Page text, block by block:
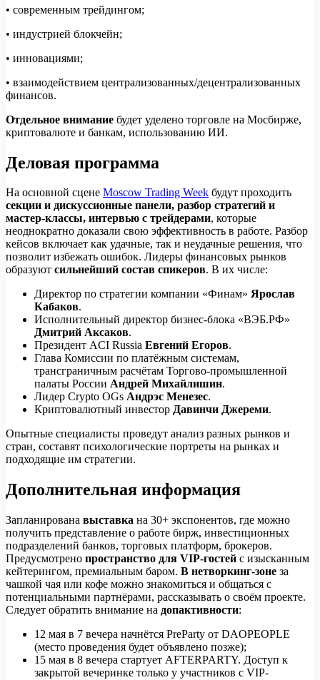
• современным трейдингом;
• индустрией блокчейн;
• инновациями;
• взаимодействием централизованных/децентрализованных
финансов.
Отдельное внимание будет уделено торговле на Мосбирже,
криптовалюте и банкам, использованию ИИ.
Деловая программа
На основной сцене Moscow Trading Week будут проходить
секции и дискуссионные панели, разбор стратегий и
мастер-классы, интервью с трейдерами, которые
неоднократно доказали свою эффективность в работе. Разбор
кейсов включает как удачные, так и неудачные решения, что
позволит избежать ошибок. Лидеры финансовых рынков
образуют сильнейший состав спикеров. В их числе:
Директор по стратегии компании «Финам» Ярослав
Кабаков.
Исполнительный директор бизнес-блока «ВЭБ.РФ»
Дмитрий Аксаков.
Президент ACI Russia Евгений Егоров.
Глава Комиссии по платёжным системам,
трансграничным расчётам Торгово-промышленной
палаты России Андрей Михайлишин.
Лидер Crypto OGs Андрэс Менезес.
Криптовалютный инвестор Давинчи Джереми.
Опытные специалисты проведут анализ разных рынков и
стран, составят психологические портреты на рынках и
подходящие им стратегии.
Дополнительная информация
Запланирована выставка на 30+ экспонентов, где можно
получить представление о работе бирж, инвестиционных
подразделений банков, торговых платформ, брокеров.
Предусмотрено пространство для VIP-гостей с изысканным
кейтерингом, премиальным баром. В нетворкинг-зоне за
чашкой чая или кофе можно знакомиться и общаться с
потенциальными партнёрами, рассказывать о своём проекте.
Следует обратить внимание на допактивности:
12 мая в 7 вечера начнётся PreParty от DAOPEOPLE
(место проведения будет объявлено позже);
15 мая в 8 вечера стартует AFTERPARTY. Доступ к
закрытой вечеринке только у участников с VIP-